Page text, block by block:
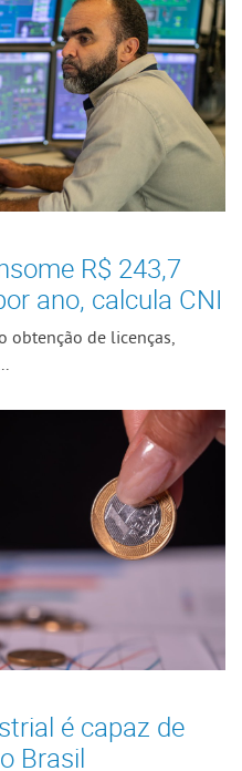
R$ 243,7
ano, calcula CNI
obtenção de licenças,
é capaz de
Brasil